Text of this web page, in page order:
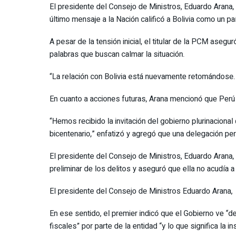
El presidente del Consejo de Ministros, Eduardo
último mensaje a la Nación calificó a Bolivia como un
A pesar de la tensión inicial, el titular de la PCM
palabras que buscan calmar la situación.
“La relación con Bolivia está nuevamente
En cuanto a acciones futuras, Arana mencionó que
“Hemos recibido la invitación del gobierno
bicentenario,” enfatizó y agregó que una delegación
El presidente del Consejo de Ministros, Eduardo
preliminar de los delitos y aseguró que ella no acudía
El presidente del Consejo de Ministros Eduardo
En ese sentido, el premier indicó que el Gobierno ve
fiscales” por parte de la entidad “y lo que significa la